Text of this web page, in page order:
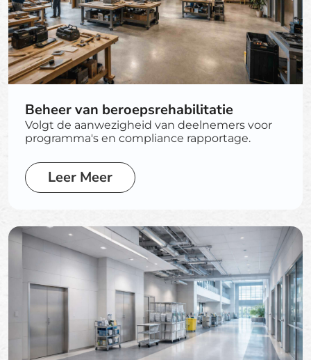
Beheer van beroepsrehabilitatie
Volgt de aanwezigheid van deelnemers voor
programma's en compliance rapportage.
Leer Meer